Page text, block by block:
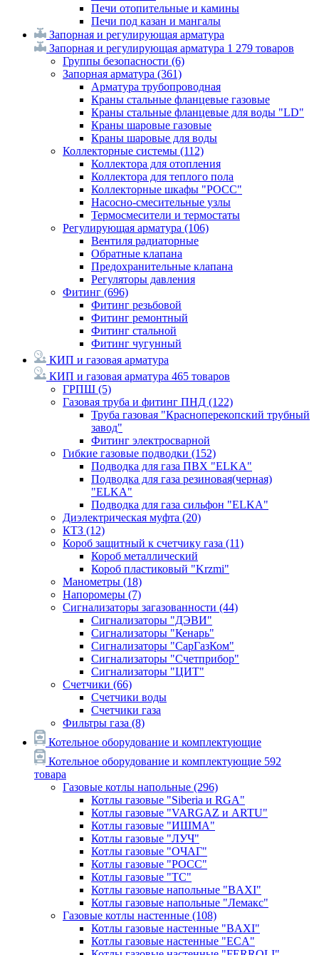
Печи отопительные и камины
Печи под казан и мангалы
Запорная и регулирующая арматура
Запорная и регулирующая арматура 1 279 товаров
Группы безопасности (6)
Запорная арматура (361)
Арматура трубопроводная
Краны стальные фланцевые газовые
Краны стальные фланцевые для воды "LD"
Краны шаровые газовые
Краны шаровые для воды
Коллекторные системы (112)
Коллектора для отопления
Коллектора для теплого пола
Коллекторные шкафы "РОСС"
Насосно-смесительные узлы
Термосмесители и термостаты
Регулирующая арматура (106)
Вентиля радиаторные
Обратные клапана
Предохранительные клапана
Регуляторы давления
Фитинг (696)
Фитинг резьбовой
Фитинг ремонтный
Фитинг стальной
Фитинг чугунный
КИП и газовая арматура
КИП и газовая арматура 465 товаров
ГРПШ (5)
Газовая труба и фитинг ПНД (122)
Труба газовая "Красноперекопский трубный
завод"
Фитинг электросварной
Гибкие газовые подводки (152)
Подводка для газа ПВХ "ELKA"
Подводка для газа резиновая(черная)
"ELKA"
Подводка для газа сильфон "ELKA"
Диэлектрическая муфта (20)
КТЗ (12)
Короб защитный к счетчику газа (11)
Короб металлический
Короб пластиковый "Krzmi"
Манометры (18)
Напоромеры (7)
Сигнализаторы загазованности (44)
Сигнализаторы "ДЭВИ"
Сигнализаторы "Кенарь"
Сигнализаторы "СарГазКом"
Сигнализаторы "Счетприбор"
Сигнализаторы "ЦИТ"
Счетчики (66)
Счетчики воды
Счетчики газа
Фильтры газа (8)
Котельное оборудование и комплектующие
Котельное оборудование и комплектующие 592
товара
Газовые котлы напольные (296)
Котлы газовые "Siberia и RGA"
Котлы газовые "VARGAZ и ARTU"
Котлы газовые "ИШМА"
Котлы газовые "ЛУЧ"
Котлы газовые "ОЧАГ"
Котлы газовые "РОСС"
Котлы газовые "ТС"
Котлы газовые напольные "BAXI"
Котлы газовые напольные "Лемакс"
Газовые котлы настенные (108)
Котлы газовые настенные "BAXI"
Котлы газовые настенные "ECA"